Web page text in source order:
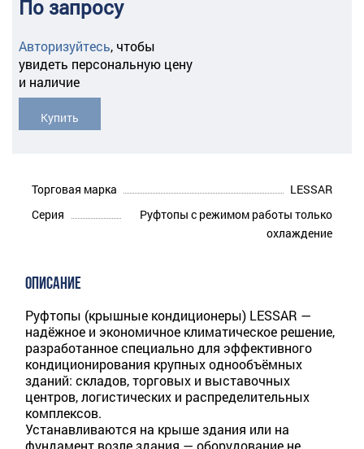
По запросу
Авторизуйтесь, чтобы
увидеть персональную цену
и наличие
Купить
Торговая марка
LESSAR
Серия
Руфтопы с режимом работы только
охлаждение
ОПИСАНИЕ
Руфтопы (крышные кондиционеры) LESSAR —
надёжное и экономичное климатическое решение,
разработанное специально для эффективного
кондиционирования крупных однообъёмных
зданий: складов, торговых и выставочных
центров, логистических и распределительных
комплексов.
Устанавливаются на крыше здания или на
фундамент возле здания — оборудование не